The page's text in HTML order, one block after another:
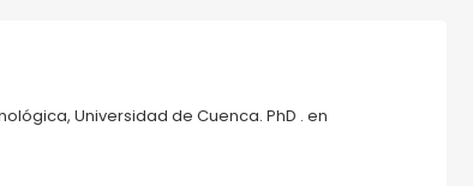
Universidad de Cuenca. PhD . en